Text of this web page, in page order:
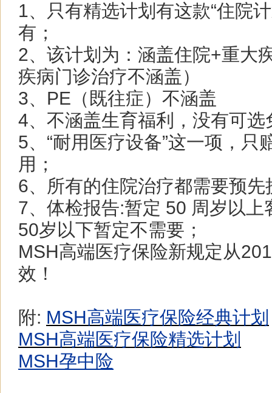
1、只有精选计划有这款“住院
有；
2、该计划为：涵盖住院+重大
疾病门诊治疗不涵盖）
3、PE（既往症）不涵盖
4、不涵盖生育福利，没有可选
5、“耐用医疗设备”这一项，只
用；
6、所有的住院治疗都需要预先
7、体检报告:暂定 50 周岁以上
50岁以下暂定不需要；
MSH高端医疗保险新规定从
效！
附: MSH高端医疗保险经典计划
MSH高端医疗保险精选计划
MSH孕中险